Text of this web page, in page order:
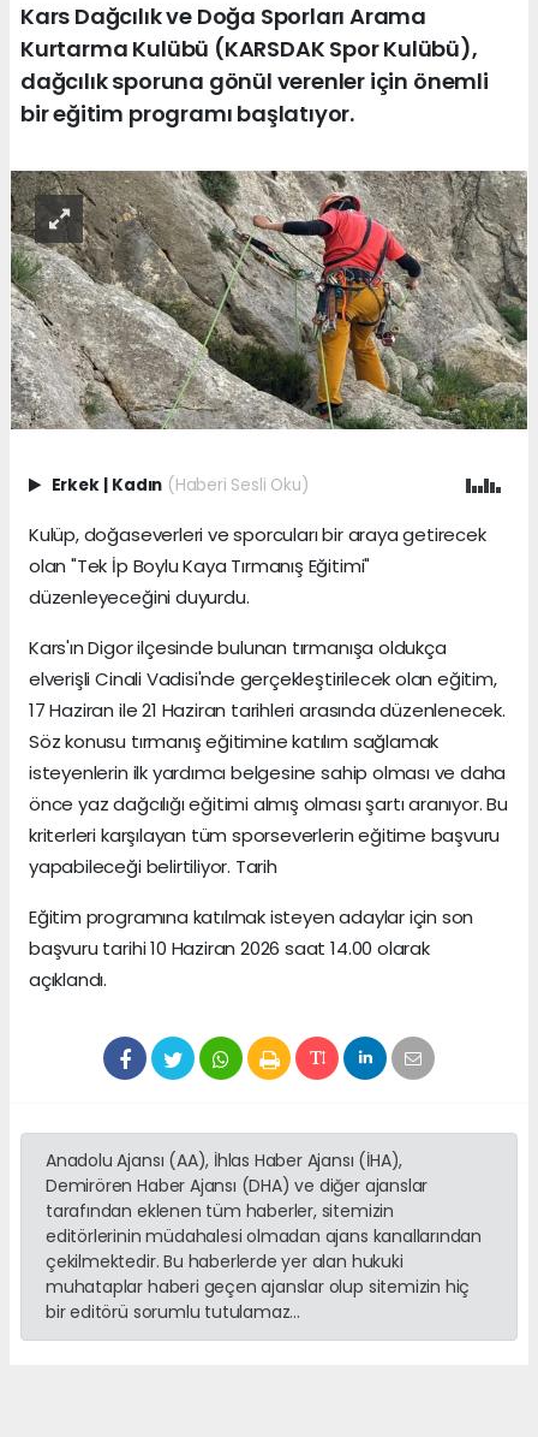
Kars Dağcılık ve Doğa Sporları Arama
Kurtarma Kulübü (KARSDAK Spor Kulübü),
dağcılık sporuna gönül verenler için önemli
bir eğitim programı başlatıyor.
Erkek Kadın (Haberi Sesli Oku)
Kulüp, doğaseverleri ve sporcuları bir araya getirecek
olan "Tek İp Boylu Kaya Tırmanış Eğitimi"
düzenleyeceğini duyurdu.
Kars'ın Digor ilçesinde bulunan tırmanışa oldukça
elverişli Cinali Vadisi'nde gerçekleştirilecek olan eğitim,
17 Haziran ile 21 Haziran tarihleri arasında düzenlenecek.
Söz konusu tırmanış eğitimine katılım sağlamak
isteyenlerin ilk yardımcı belgesine sahip olması ve daha
önce yaz dağcılığı eğitimi almış olması şartı aranıyor. Bu
kriterleri karşılayan tüm sporseverlerin eğitime başvuru
yapabileceği belirtiliyor. Tarih
Eğitim programına katılmak isteyen adaylar için son
başvuru tarihi 10 Haziran 2026 saat 14.00 olarak
açıklandı.
Anadolu Ajansı (AA), İhlas Haber Ajansı (İHA),
Demirören Haber Ajansı (DHA) ve diğer ajanslar
tarafından eklenen tüm haberler, sitemizin
editörlerinin müdahalesi olmadan ajans kanallarından
çekilmektedir. Bu haberlerde yer alan hukuki
muhataplar haberi geçen ajanslar olup sitemizin hiç
bir editörü sorumlu tutulamaz...